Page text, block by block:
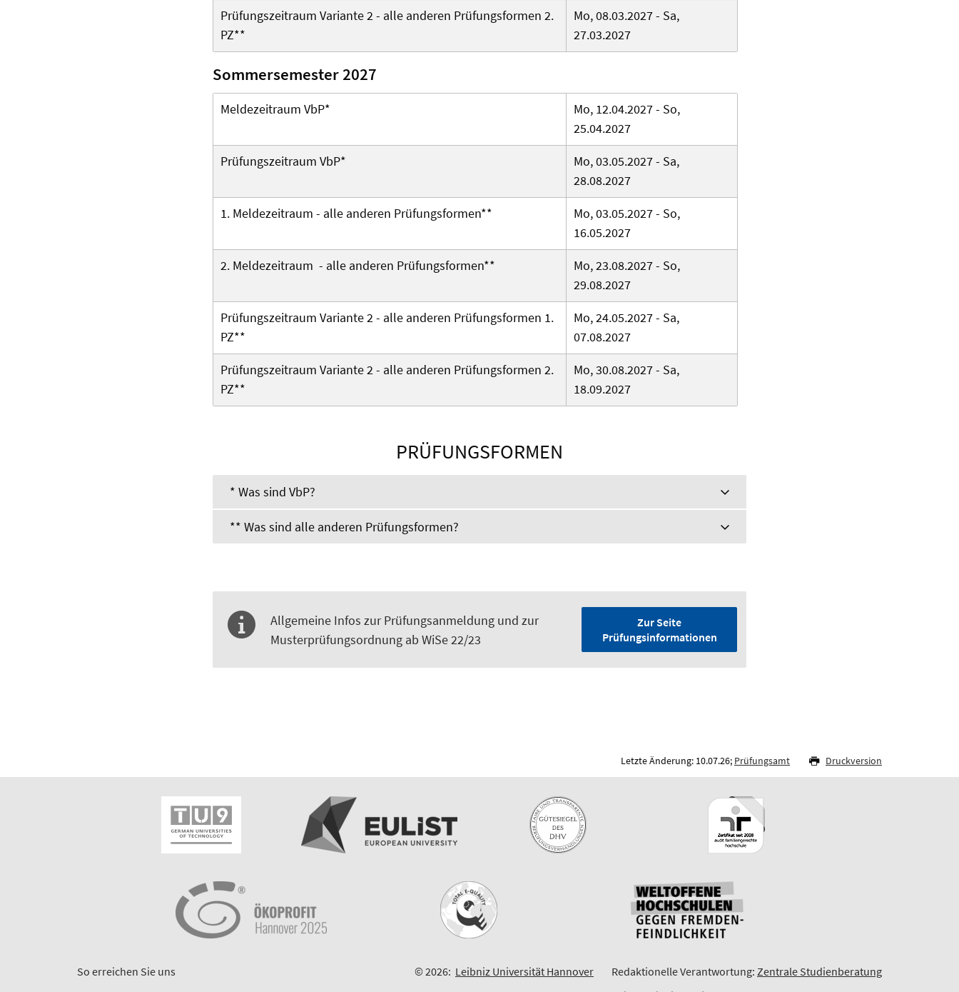
Prüfungszeitraum Variante 2 - alle anderen Prüfungsformen 2.
PZ**
Mo, 08.03.2027 - Sa,
27.03.2027
Sommersemester 2027
Meldezeitraum VbP*
Mo, 12.04.2027 - So,
25.04.2027
Prüfungszeitraum VbP*
Mo, 03.05.2027 - Sa,
28.08.2027
1. Meldezeitraum - alle anderen Prüfungsformen**
Mo, 03.05.2027 - So,
16.05.2027
2. Meldezeitraum - alle anderen Prüfungsformen**
Mo, 23.08.2027 - So,
29.08.2027
Prüfungszeitraum Variante 2 - alle anderen Prüfungsformen 1.
PZ**
Mo, 24.05.2027 - Sa,
07.08.2027
Prüfungszeitraum Variante 2 - alle anderen Prüfungsformen 2.
PZ**
Mo, 30.08.2027 - Sa,
18.09.2027
PRÜFUNGSFORMEN
* Was sind VbP?
** Was sind alle anderen Prüfungsformen?
Allgemeine Infos zur Prüfungsanmeldung und zur
Musterprüfungsordnung ab WiSe 22/23
Zur Seite
Prüfungsinformationen
Letzte Änderung: 10.07.26; Prüfungsamt Druckversion
So erreichen Sie uns © 2026: Leibniz Universität Hannover Redaktionelle Verantwortung: Zentrale Studienberatung